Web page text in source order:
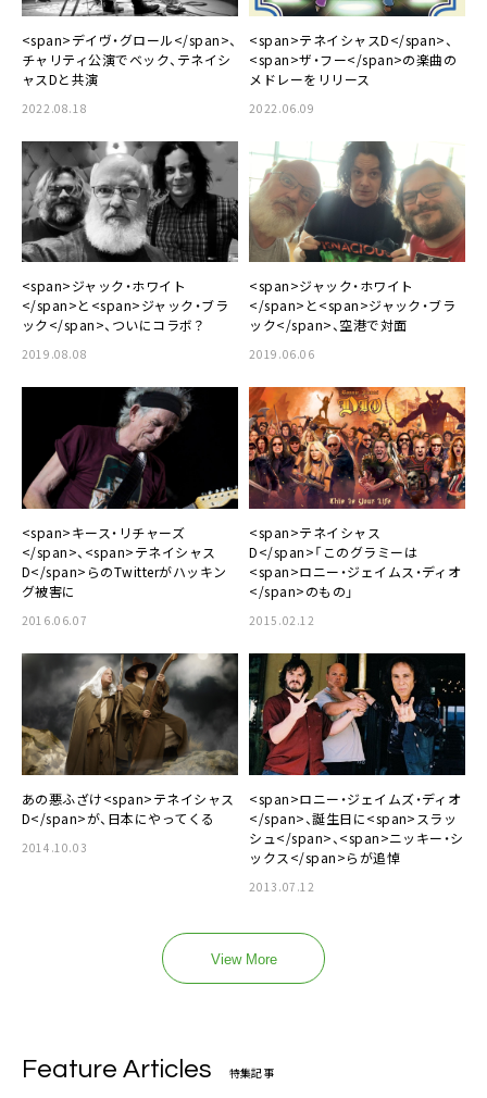
<span>デイヴ・グロール</span>、
チャリティ公演でベック、テネイシ
ャスDと共演
2022.08.18
<span>テネイシャスD</span>、
<span>ザ・フー</span>の楽曲の
メドレーをリリース
2022.06.09
<span>ジャック・ホワイト
</span>と<span>ジャック・ブラ
ック</span>、ついにコラボ？
2019.08.08
<span>ジャック・ホワイト
</span>と<span>ジャック・ブラ
ック</span>、空港で対面
2019.06.06
<span>キース・リチャーズ
</span>、<span>テネイシャス
D</span>らのTwitterがハッキン
グ被害に
2016.06.07
<span>テネイシャス
D</span>「このグラミーは
<span>ロニー・ジェイムス・ディオ
</span>のもの」
2015.02.12
あの悪ふざけ<span>テネイシャス
D</span>が、日本にやってくる
2014.10.03
<span>ロニー・ジェイムズ・ディオ
</span>、誕生日に<span>スラッ
シュ</span>、<span>ニッキー・シ
ックス</span>らが追悼
2013.07.12
View More
Feature Articles 特集記事